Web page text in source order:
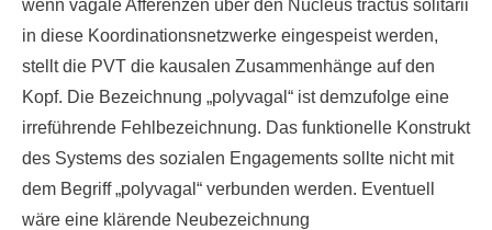
wenn vagale Afferenzen über den Nucleus tractus solitarii
in diese Koordinationsnetzwerke eingespeist werden,
stellt die PVT die kausalen Zusammenhänge auf den
Kopf. Die Bezeichnung „polyvagal“ ist demzufolge eine
irreführende Fehlbezeichnung. Das funktionelle Konstrukt
des Systems des sozialen Engagements sollte nicht mit
dem Begriff „polyvagal“ verbunden werden. Eventuell
wäre eine klärende Neubezeichnung